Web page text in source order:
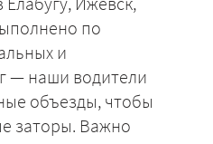
по
и
— наши водители
объезды, чтобы
заторы. Важно